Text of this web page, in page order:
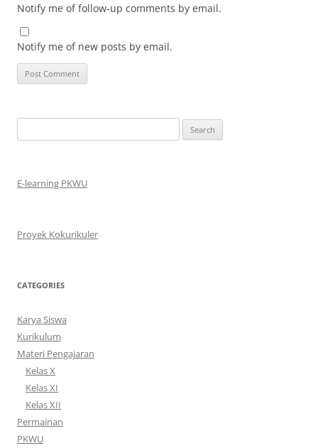
Notify me of follow-up comments by email.
Notify me of new posts by email.
for:
E-learning PKWU
Proyek Kokurikuler
CATEGORIES
Karya Siswa
Kurikulum
Materi Pengajaran
Kelas X
Kelas XI
Kelas XII
Permainan
PKWU